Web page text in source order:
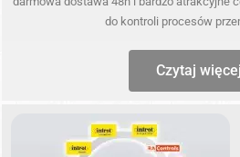
do kontroli procesów
Czytaj